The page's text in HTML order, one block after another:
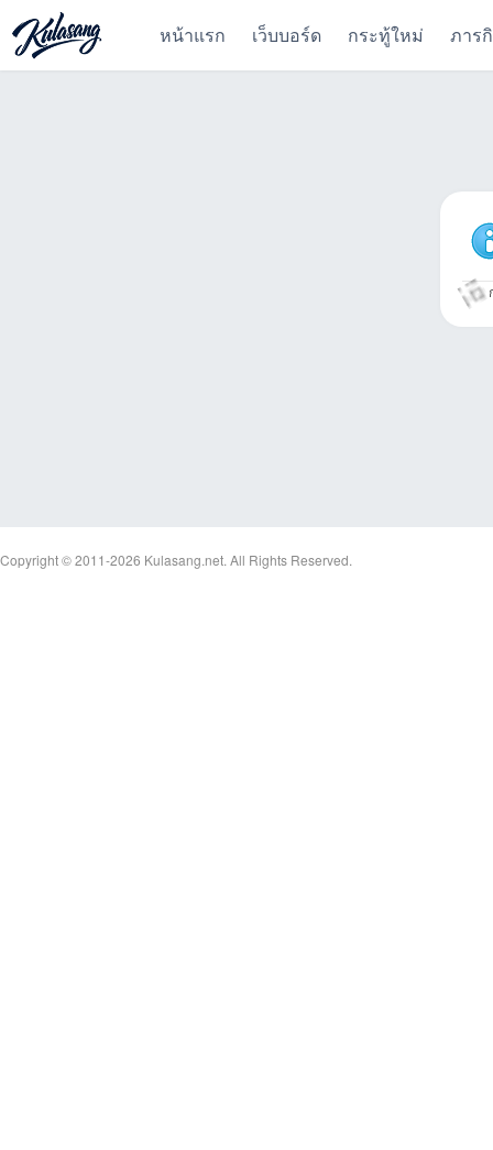
หน้าแรก เว็บบอร์ด กระทู้ใหม่ ภาร
Copyright © 2011-2026 Kulasang.net. All Rights Reserved.